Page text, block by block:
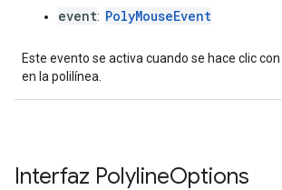
event: PolyMouseEvent
Este evento se activa cuando se hace clic
en la polilínea.
Interfaz PolylineOptions